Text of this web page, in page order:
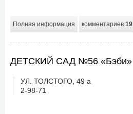
Полная информация комментариев 19
ДЕТСКИЙ САД №56 «Бэби»
УЛ. ТОЛСТОГО, 49 а
2-98-71